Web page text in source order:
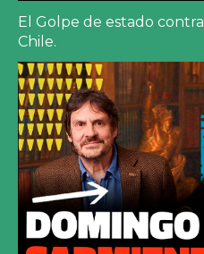
El Golpe de estado contra
Chile.